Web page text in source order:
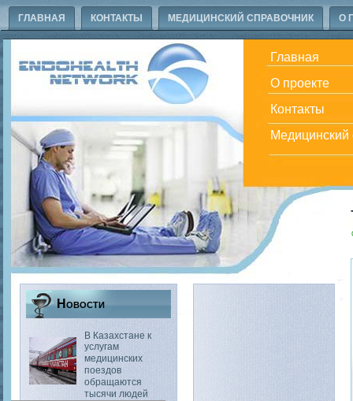
ГЛАВНАЯ КОНТАКТЫ МЕДИЦИНСКИЙ СПРАВОЧНИК О
Главная
О проекте
Контакты
Медицинский
Новости
В Казахстане к
услугам
медицинских
поездов
обращаются
тысячи людей